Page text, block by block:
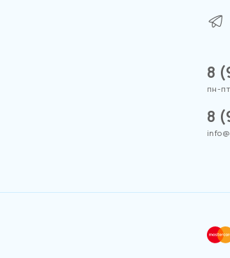
8
пн-
8